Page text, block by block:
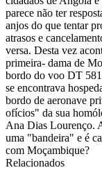
parece não ter
anjos do que tentar
atrasos e
versa. Desta vez
primeira- dama de
bordo do voo DT
se encontrava
bordo de aeronave
ofícios" da sua
Ana Dias Lourenço.
uma "bandeira" e é
com Moçambique?
Relacionados